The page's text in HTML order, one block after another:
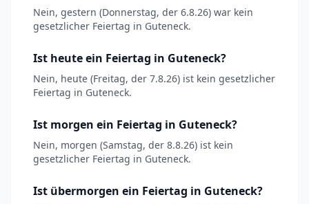
Nein, gestern (Donnerstag, der 6.8.26) war kein
gesetzlicher Feiertag in Guteneck.
Ist heute ein Feiertag in Guteneck?
Nein, heute (Freitag, der 7.8.26) ist kein gesetzlicher
Feiertag in Guteneck.
Ist morgen ein Feiertag in Guteneck?
Nein, morgen (Samstag, der 8.8.26) ist kein
gesetzlicher Feiertag in Guteneck.
Ist übermorgen ein Feiertag in Guteneck?